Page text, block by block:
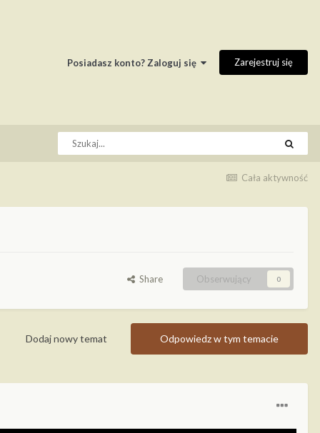
Posiadasz konto? Zaloguj się Zarejestruj się
Cała aktywność
Share Obserwujący 0
Odpowiedz w tym temacie
Dodaj nowy temat